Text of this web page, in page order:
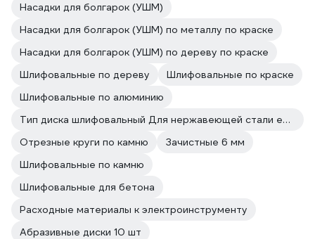
Насадки для болгарок (УШМ)
Насадки для болгарок (УШМ) по металлу по краске
Насадки для болгарок (УШМ) по дереву по краске
Шлифовальные по дереву
Шлифовальные по краске
Шлифовальные по алюминию
Тип диска шлифовальный Для нержавеющей стали есть
Отрезные круги по камню
Зачистные 6 мм
Шлифовальные по камню
Шлифовальные для бетона
Расходные материалы к электроинструменту
Абразивные диски 10 шт